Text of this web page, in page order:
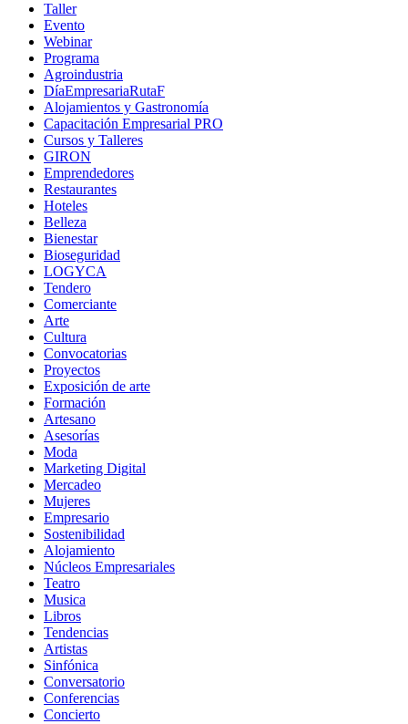
Taller
Evento
Webinar
Programa
Agroindustria
DíaEmpresariaRutaF
Alojamientos y Gastronomía
Capacitación Empresarial PRO
Cursos y Talleres
GIRON
Emprendedores
Restaurantes
Hoteles
Belleza
Bienestar
Bioseguridad
LOGYCA
Tendero
Comerciante
Arte
Cultura
Convocatorias
Proyectos
Exposición de arte
Formación
Artesano
Asesorías
Moda
Marketing Digital
Mercadeo
Mujeres
Empresario
Sostenibilidad
Alojamiento
Núcleos Empresariales
Teatro
Musica
Libros
Tendencias
Artistas
Sinfónica
Conversatorio
Conferencias
Concierto